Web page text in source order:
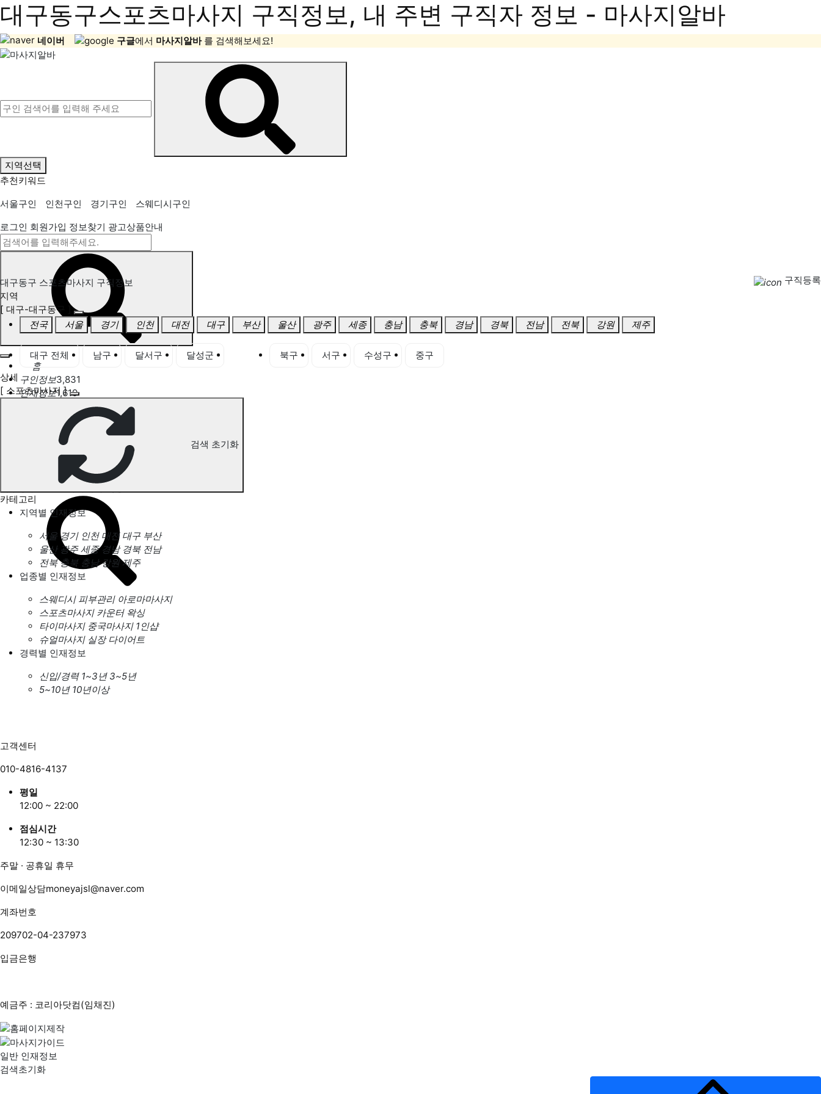
대구동구스포츠마사지 구직정보, 내 주변 구직자 정보 - 마사지알바
네이버 구글에서 마사지알바 를 검색해보세요!
지역선택
추천키워드
서울구인
인천구인 경기구인
스웨디시구인
로그인 회원가입 정보찾기 광고상품안내
홈
구인정보3,831
인재정보1,619
고객센터
전국업체정보 마사지가이드
업체 서비스 관리
개인 서비스 관리
대구동구 스포츠마사지 구직정보
구직등록
지역
[ 대구-대구동구 ]
전국
서울 경기 인천 대전 대구 부산 울산 광주 세종 충남 충북 경남 경북 전남 전북 강원 제주
대구 전체 남구 달서구 달성군 북구 서구 수성구
중구
상세
[ 스포츠마사지 ]
검색 초기화
카테고리
지역별 인재정보
서울 경기 인천 대전 대구 부산
울산 광주 세종 경남 경북 전남
전북 충북 충남 강원 제주
업종별 인재정보
스웨디시 피부관리 아로마마사지
스포츠마사지 카운터 왁싱
타이마사지 중국마사지 1인샵
슈얼마사지 실장 다이어트
경력별 인재정보
신입/경력 1~3년 3~5년
5~10년 10년이상
고객센터
010-4816-4137
평일
12:00 ~ 22:00
점심시간
12:30 ~ 13:30
주말 · 공휴일 휴무
이메일상담moneyajsl@naver.com
계좌번호
209702-04-237973
입금은행
예금주 : 코리아닷컴(임채진)
일반 인재정보
검색초기화